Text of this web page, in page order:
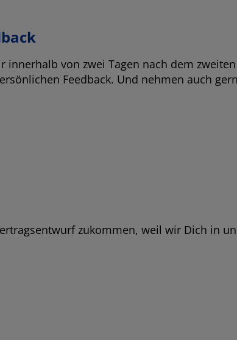
von zwei Tagen nach dem
Feedback. Und nehmen auch
zukommen, weil wir Dich in